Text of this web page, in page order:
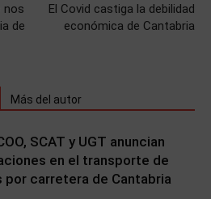
nos
de
El Covid castiga la debilidad
económica de Cantabria
Más del autor
SCAT y UGT anuncian
en el transporte de
por carretera de Cantabria